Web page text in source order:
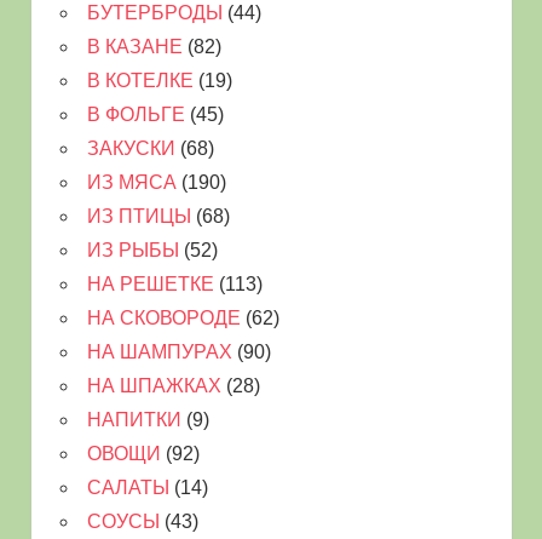
БУТЕРБРОДЫ (44)
В КАЗАНЕ (82)
В КОТЕЛКЕ (19)
В ФОЛЬГЕ (45)
ЗАКУСКИ (68)
ИЗ МЯСА (190)
ИЗ ПТИЦЫ (68)
ИЗ РЫБЫ (52)
НА РЕШЕТКЕ (113)
НА СКОВОРОДЕ (62)
НА ШАМПУРАХ (90)
НА ШПАЖКАХ (28)
НАПИТКИ (9)
ОВОЩИ (92)
САЛАТЫ (14)
СОУСЫ (43)